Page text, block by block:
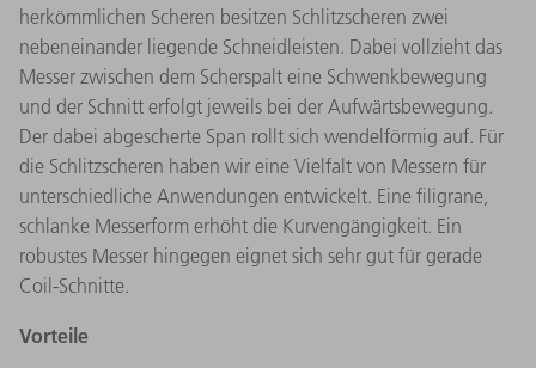
herkömmlichen Scheren besitzen Schlitzscheren zwei
nebeneinander liegende Schneidleisten. Dabei vollzieht das
Messer zwischen dem Scherspalt eine Schwenkbewegung
und der Schnitt erfolgt jeweils bei der Aufwärtsbewegung.
Der dabei abgescherte Span rollt sich wendelförmig auf. Für
die Schlitzscheren haben wir eine Vielfalt von Messern für
unterschiedliche Anwendungen entwickelt. Eine filigrane,
schlanke Messerform erhöht die Kurvengängigkeit. Ein
robustes Messer hingegen eignet sich sehr gut für gerade
Coil-Schnitte.
Vorteile